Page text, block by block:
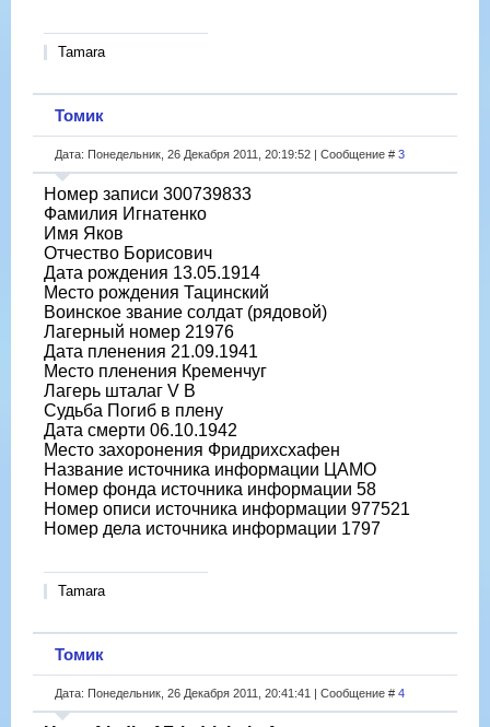
Tamara
Томик
Дата: Понедельник, 26 Декабря 2011, 20:19:52 | Сообщение # 3
Номер записи 300739833
Фамилия Игнатенко
Имя Яков
Отчество Борисович
Дата рождения 13.05.1914
Место рождения Тацинский
Воинское звание солдат (рядовой)
Лагерный номер 21976
Дата пленения 21.09.1941
Место пленения Кременчуг
Лагерь шталаг V B
Судьба Погиб в плену
Дата смерти 06.10.1942
Место захоронения Фридрихсхафен
Название источника информации ЦАМО
Номер фонда источника информации 58
Номер описи источника информации 977521
Номер дела источника информации 1797
Tamara
Томик
Дата: Понедельник, 26 Декабря 2011, 20:41:41 | Сообщение # 4